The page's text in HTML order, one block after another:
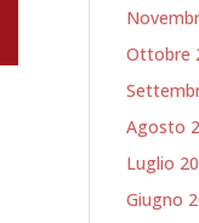
Ottobre
Agosto
Luglio
Giugno